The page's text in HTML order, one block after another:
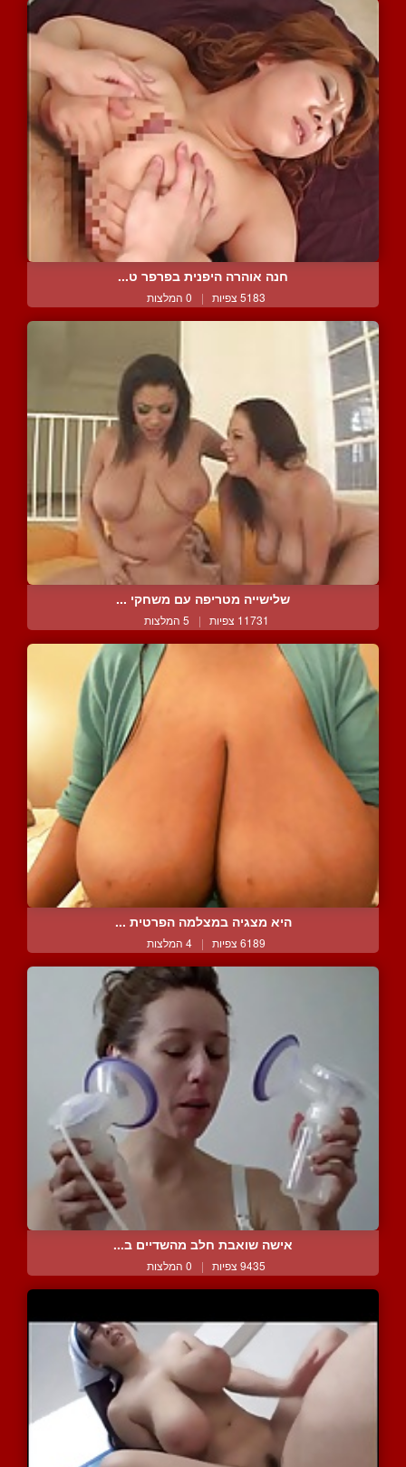
חנה אוהרה היפנית בפרפר ט...
5183 צפיות | 0 המלצות
שלישייה מטריפה עם משחקי ...
11731 צפיות | 5 המלצות
היא מצגיה במצלמה הפרטית ...
6189 צפיות | 4 המלצות
אישה שואבת חלב מהשדיים ב...
9435 צפיות | 0 המלצות